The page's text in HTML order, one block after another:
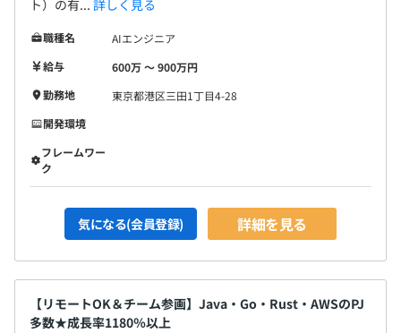
アジャイル／スクラム方式の開発が多いです。
案件にもよりますが、3名～10名程度のチームです。
ト）の有... 詳しく見る
職種名
AIエンジニア
給与
600万 〜 900万円
勤務地
東京都港区三田1丁目4-28
開発環境
フレームワー
ク
気になる(会員登録) 詳細を見る
【リモートOK＆チーム参画】Java・Go・Rust・AWSのPJ
多数★成長率1180％以上